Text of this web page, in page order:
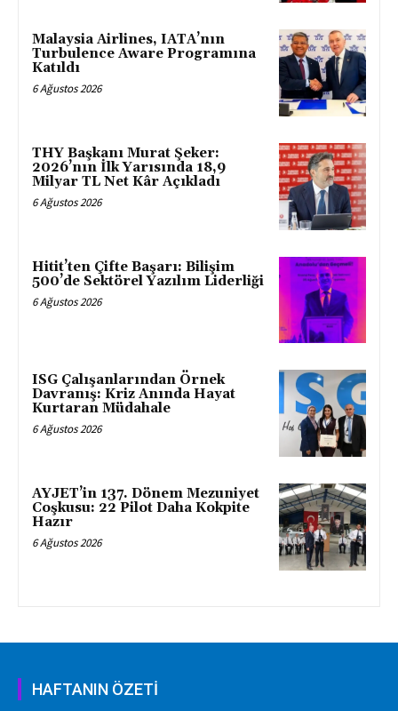
Malaysia Airlines, IATA’nın
Turbulence Aware Programına
Katıldı
6 Ağustos 2026
THY Başkanı Murat Şeker:
2026’nın İlk Yarısında 18,9
Milyar TL Net Kâr Açıkladı
6 Ağustos 2026
Hitit’ten Çifte Başarı: Bilişim
500’de Sektörel Yazılım Liderliği
6 Ağustos 2026
ISG Çalışanlarından Örnek
Davranış: Kriz Anında Hayat
Kurtaran Müdahale
6 Ağustos 2026
AYJET’in 137. Dönem Mezuniyet
Coşkusu: 22 Pilot Daha Kokpite
Hazır
6 Ağustos 2026
HAFTANIN ÖZETİ